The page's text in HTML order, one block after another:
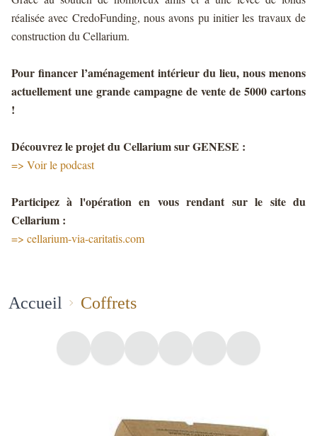
réalisée avec CredoFunding, nous avons pu initier les travaux de
construction du Cellarium.
Pour financer l’aménagement intérieur du lieu, nous menons
actuellement une grande campagne de vente de 5000 cartons
!
Découvrez le projet du Cellarium sur GENESE :
=> Voir le podcast
Participez à l'opération en vous rendant sur le site du
Cellarium :
=> cellarium-via-caritatis.com
Accueil Coffrets